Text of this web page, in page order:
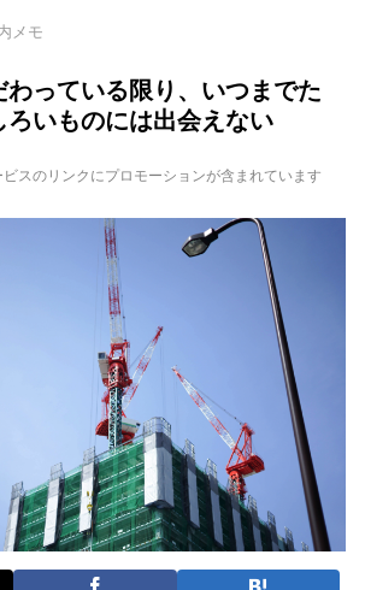
メモ
わっている限り、いつまでた
ろいものには出会えない
スのリンクにプロモーションが含まれています